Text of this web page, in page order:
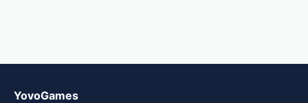
YovoGames